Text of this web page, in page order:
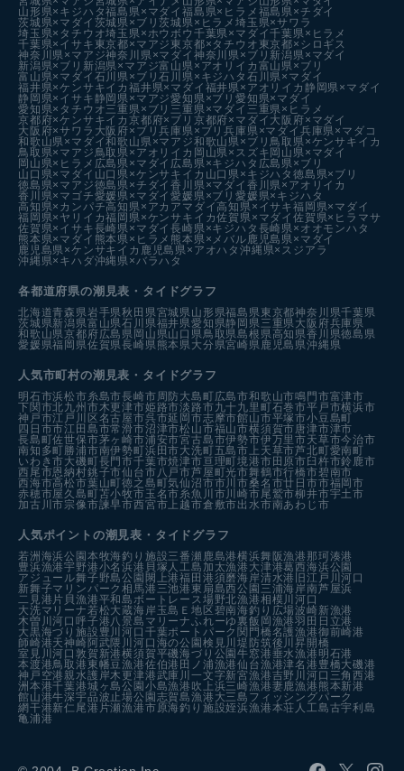
山形県×キジハタ福島県×マダイ福島県×ヒラメ 福島県×チダイ
茨城県×マダイ 茨城県×ブリ茨城県×ヒラメ埼玉県×サワラ
埼玉県×タチウオ埼玉県×ホウボウ 千葉県×マダイ千葉県×ヒラメ
千葉県×イサキ 東京都×マアジ 東京都×タチウオ 東京都×シロギス
神奈川県×マアジ神奈川県×マダイ 神奈川県×ブリ 新潟県×マダイ
新潟県×ブリ 新潟県×マアジ富山県×アオリイカ 富山県×ブリ
富山県×マダイ 石川県×ブリ石川県×キジハタ 石川県×マダイ
福井県×ケンサキイカ 福井県×マダイ 福井県×アオリイカ 静岡県×マダイ
静岡県×イサキ静岡県×マアジ愛知県×ブリ愛知県×マダイ
愛知県×タチウオ三重県×ブリ 三重県×マダイ 三重県×ヒラメ
京都府×ケンサキイカ 京都府×ブリ 京都府×マダイ 大阪府×マダイ
大阪府×サワラ 大阪府×ブリ兵庫県×ブリ兵庫県×マダイ 兵庫県×マダコ
和歌山県×マダイ和歌山県×マアジ和歌山県×ブリ 鳥取県×ケンサキイカ
鳥取県×マアジ 鳥取県×アオリイカ 岡山県×スズキ岡山県×マダイ
岡山県×ヒラメ 広島県×マダイ 広島県×キジハタ 広島県×ブリ
山口県×マダイ 山口県×ケンサキイカ 山口県×キジハタ徳島県×ブリ
徳島県×マアジ徳島県×チダイ香川県×マダイ 香川県×アオリイカ
香川県×マゴチ愛媛県×マダイ愛媛県×ブリ愛媛県×キジハタ
高知県×カンパチ高知県×アカアマダイ高知県×イサキ福岡県×マダイ
福岡県×ヤリイカ福岡県×ケンサキイカ佐賀県×マダイ佐賀県×ヒラマサ
佐賀県×イサキ長崎県×マダイ長崎県×キジハタ 長崎県×オオモンハタ
熊本県×マダイ 熊本県×ヒラメ 熊本県×メバル 鹿児島県×マダイ
鹿児島県×ケンサキイカ 鹿児島県×アオハタ沖縄県×スジアラ
沖縄県×キハダ沖縄県×バラハタ
各都道府県の潮見表 ・タイドグラフ
北海道青森県 岩手県秋田県宮城県 山形県福島県 東京都神奈川県千葉県
茨城県新潟県富山県石川県福井県愛知県静岡県 三重県 大阪府兵庫県
和歌山県京都府広島県 岡山県山口県 鳥取県島根県高知県香川県徳島県
愛媛県福岡県佐賀県長崎県 熊本県 大分県宮崎県 鹿児島県沖縄県
人気市町村の潮見表・タイドグラフ
明石市浜松市糸島市長崎市 周防大島町広島市和歌山市鳴門市富津市
下関市北九州市木更津市姫路市淡路市九十九里町石巻市平戸市横浜市
神戸市江戸川区名古屋市呉市延岡市志摩市館山市平塚市小豆島町
四日市市江田島市常滑市沼津市松山市福山市横須賀市唐津市津市
長島町佐世保市茅ヶ崎市浦安市宮古島市伊勢市伊万里市天草市今治市
南知多町勝浦市南伊勢町浜田市大洗町五島市 上天草市芦北町愛南町
いわき市大磯町長門市千葉市焼津市亘理町境港市田原市臼杵市鈴鹿市
西尾市恩納村銚子市仙台市 八戸市芦屋町光市舞鶴市行橋市碧南市
西海市高松市葉山町徳之島町気仙沼市市川市桑名市廿日市市福岡市
赤穂市屋久島町苫小牧市玉名市糸魚川市 川崎市尾鷲市柳井市宇土市
加古川市宗像市諫早市西宮市 上越市倉敷市出水市南あわじ市
人気ポイントの潮見表・タイドグラフ
若洲海浜公園本牧海釣り施設三番瀬 鹿島港横浜舞阪漁港 那珂湊港
豊浜漁港宇野港小名浜港 貝塚人工島 加太漁港 大津港葛西海浜公園
アジュール舞子野島公園 閖上港福田港須磨海岸清水港 旧江戸川河口
新舞子マリンパーク相馬港 三池港 東扇島西公園 三浦海岸南芦屋浜
二見港 片貝漁港平和島ボートレース場野北漁港相模川河口
大洗マリーナ 若松大蔵海岸 玉島Ｅ地区碧南海釣り広場波崎新漁港
木曽川河口 呼子港 八景島マリーナふれーゆ裏飯岡漁港羽田 日立港
大黒海づり施設 豊川河口 千葉ポートパーク関門橋名護漁港御前崎港
師崎港天神崎阿武隈川河口 海の公園検見川堤防筑後川昇開橋
室見川河口 敦賀新港横須賀平磯海づり公園牛窓港垂水漁港 明石港
本渡港鳥取港 東幡豆漁港佐伯港 田ノ浦漁港仙台漁港津名港 豊橋大磯港
神戸空港親水護岸木更津港武庫川一文字新宮漁港吉野川河口 三角西港
洲本港千葉港城ヶ島公園小島漁港 吹上浜三崎漁港妻鹿漁港 熊本新港
館山港牛深宇品波止場公園志賀島漁港 大三島フィッシングパーク
網干港新仁尾港 片瀬漁港市原海釣り施設姪浜漁港本荘人工島古宇利島
亀浦港